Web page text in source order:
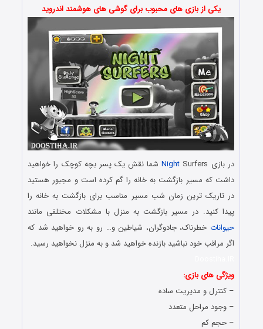
یکی از بازی های محبوب برای گوشی های هوشمند اندروید
در بازی NightSurfers شما نقش یک پسر بچه کوچک را خواهید
داشت که مسیر بازگشت به خانه را گم کرده است و مجبور هستید
در تاریک ترین زمان شب مسیر مناسب برای بازگشت به خانه را
پیدا کنید. در مسیر بازگشت به منزل با مشکلات مختلفی مانند
حیوانات خطرناک، جادوگران، شیاطین و… رو به رو خواهید شد که
اگر مراقب خود نباشید بازنده خواهید شد و به منزل نخواهید رسید.
ویژگی های بازی:
– کنترل و مدیریت ساده
– وجود مراحل متعدد
– حجم کم